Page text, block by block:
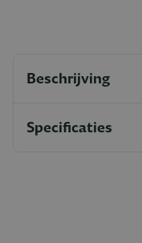
Beschrijving
Specificaties